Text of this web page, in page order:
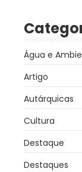
Água e
Artigo
Autárquicas
Cultura
Destaque
Destaques